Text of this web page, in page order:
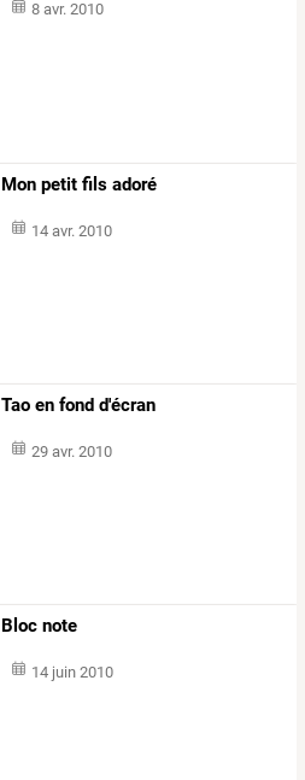
8 avr. 2010
Mon petit fils adoré
14 avr. 2010
Tao en fond d'écran
29 avr. 2010
Bloc note
14 juin 2010